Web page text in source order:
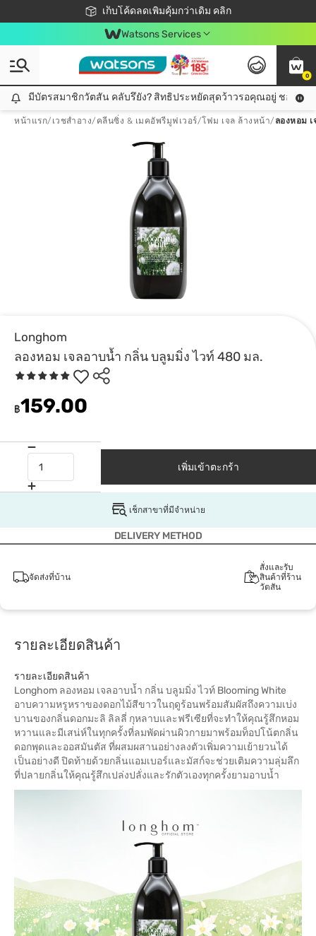
เก็บโค้ดลดเพิ่มคุ้มกว่าเดิม คลิก
ชอปออนไลน์ครั้งแรก ลดเพิ่มจุก ๆ 10%! 🎉
📦ส่งฟรี! เมื่อชอป 499฿
สมาชิกวัตสัน คลับดียังไง?
Watsons Services
0
มีบัตรสมาชิกวัตสัน คลับรึยัง? สิทธิประหยัดสุดว้าวรอคุณอยู่ ชอปคุ้มกว่าเดิม คลิก!
มีบัตรสมาชิกวัตสัน คลับรึยัง? สิทธิประหยัดสุดว้าวรอคุณอยู่ ชอปคุ้มก
หน้าแรก/ เวชสำอาง/ คลีนซิ่ง & เมคอัพรีมูฟเวอร์/โฟม เจล ล้างหน้า/ ลองหอม
Longhom
ลองหอม เจลอาบน้ำ กลิ่น บลูมมิ่ง ไวท์ 480 มล.
฿159.00
เพิ่มเข้าตะกร้า
เช็กสาขาที่มีจำหน่าย
DELIVERY METHOD
จัดส่งที่บ้าน
สั่งและรับ
สินค้าที่ร้าน
วัตสัน
รายละเอียดสินค้า
รายละเอียดสินค้า
Longhom ลองหอม เจลอาบน้ำ กลิ่น บลูมมิ่ง ไวท์ Blooming White
อาบความหรูหราของดอกไม้สีขาวในฤดูร้อนพร้อมสัมผัสถึงความเบ่ง
บานของกลิ่นดอกมะลิ ลิลลี่ กุหลาบและฟรีเซียที่จะทําให้คุณรู้สึกหอม
หวานและมีเสน่ห์ในทุกครั้งที่ลมพัดผ่านผิวกายมาพร้อมท็อปโน้ตกลิ่น
ดอกพุดและออสมันตัส ที่ผสมผสานอย่างลงตัวเพิ่มความเย้ายวนได้
เป็นอย่างดี ปิดท้ายด้วยกลิ่นแอมเบอร์และมัสก์จะช่วยเติมความลุ่มลึก
ที่ปลายกลิ่นให้คุณรู้สึกเปล่งปลั่งและรักตัวเองทุกครั้งยามอาบน้ำ